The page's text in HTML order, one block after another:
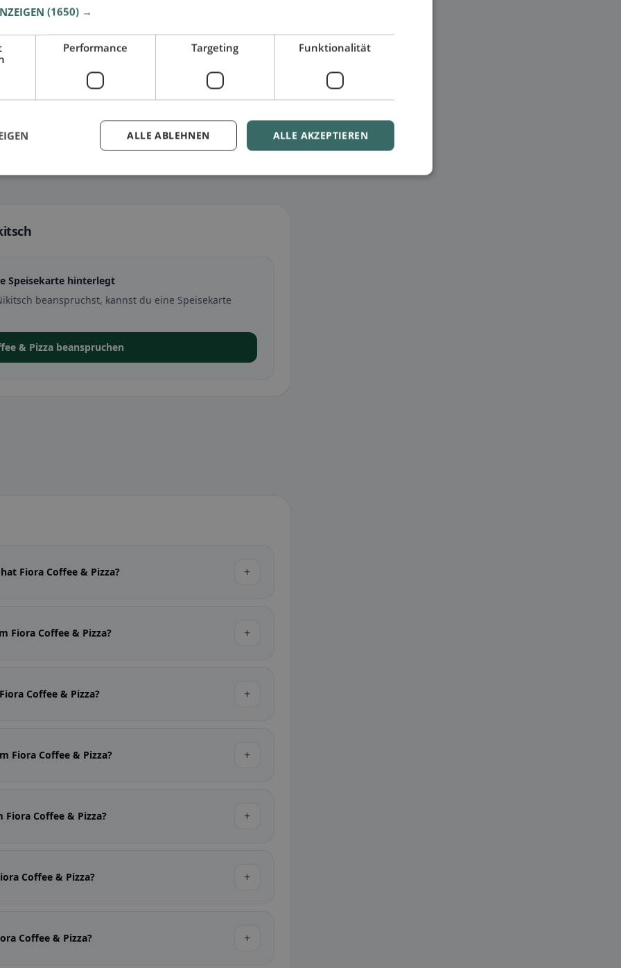
besonders bei glutenfrei, vegan, vegetarisch oder
Speisekarte hinterlegt
beanspruchst, kannst du eine Speisekarte
& Pizza beanspruchen
Fiora Coffee & Pizza? +
Fiora Coffee & Pizza? +
Coffee & Pizza? +
Fiora Coffee & Pizza? +
Coffee & Pizza? +
Coffee & Pizza? +
Coffee & Pizza? +
(1650) →
Performance Targeting Funktionalität
ALLE AKZEPTIEREN
ALLE ABLEHNEN